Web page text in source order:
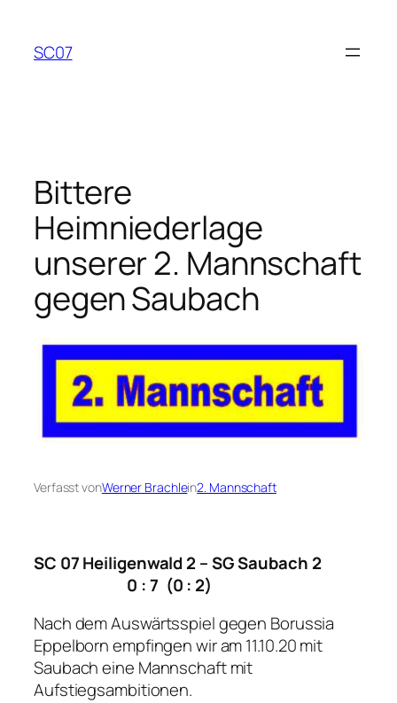
springen
SC07
Bittere
Heimniederlage
unserer 2. Mannschaft
gegen Saubach
Verfasst vonWerner Brachlein2. Mannschaft
SC 07 Heiligenwald 2 – SG Saubach 2
0 : 7 (0 : 2)
Nach dem Auswärtsspiel gegen Borussia
Eppelborn empfingen wir am 11.10.20 mit
Saubach eine Mannschaft mit
Aufstiegsambitionen.